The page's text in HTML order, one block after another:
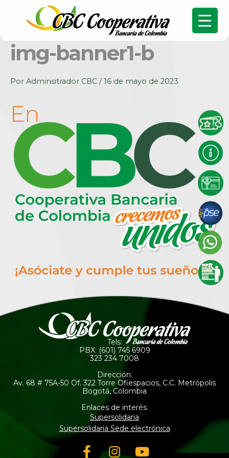
img-banner1-b
Por Adminsitrador CBC /16 de mayo de 2023
Tels:
PBX: (601) 745 6909
323 234 7008
Dirección:
Av. 68 # 75A-50 Of. 322 Torre Ofiespacios, C.C. Metrópolis
Bogotá, Colombia
Enlaces de interés:
Supersolidaria
Supersolidaria Sede electrónica
Facebook-
Instagram
Youtube